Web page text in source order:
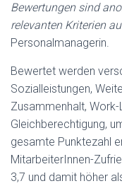
Bewertungen sind
relevanten Kriterien
Personalmanagerin.
Bewertet werden
Sozialleistungen,
Zusammenhalt,
Gleichberechtigung,
gesamte Punktezahl
MitarbeiterInnen-
3,7 und damit höher